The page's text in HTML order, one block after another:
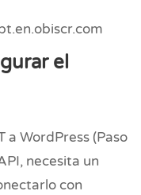
el
a WordPress (Paso
necesita un
con